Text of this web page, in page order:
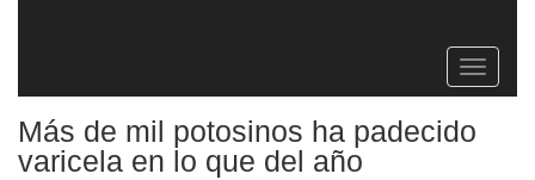
Toggle
Más de mil potosinos ha padecido
varicela en lo que del año